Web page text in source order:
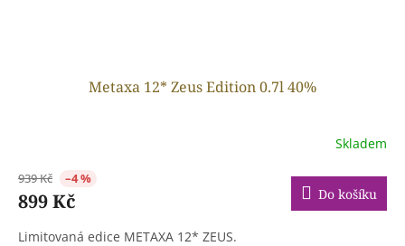
Metaxa 12* Zeus Edition 0.7l 40%
Skladem
939 Kč –4 %
899 Kč Do košíku
Limitovaná edice METAXA 12* ZEUS.